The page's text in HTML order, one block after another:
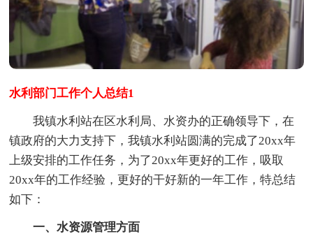
水利部门工作个人总结1
我镇水利站在区水利局、水资办的正确领导下，在
镇政府的大力支持下，我镇水利站圆满的完成了20xx年
上级安排的工作任务，为了20xx年更好的工作，吸取
20xx年的工作经验，更好的干好新的一年工作，特总结
如下：
一、水资源管理方面